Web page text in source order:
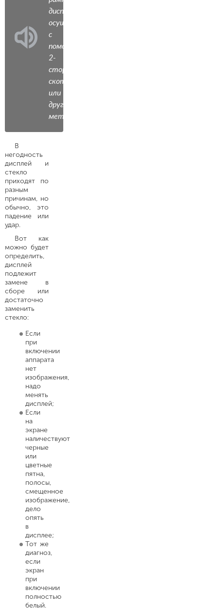
дисплея
осуществляется
с
помощью
2-
стороннего
скотча
или
другим
методом.
В
негодность
дисплей и
стекло
приходят по
разным
причинам, но
обычно, это
падение или
удар.
Вот как
можно будет
определить,
дисплей
подлежит
замене в
сборе или
достаточно
заменить
стекло:
Если
при
включении
аппарата
нет
изображения,
надо
менять
дисплей;
Если
на
экране
наличествуют
черные
или
цветные
пятна,
полосы,
смещенное
изображение,
дело
опять
в
дисплее;
Тот же
диагноз,
если
экран
при
включении
полностью
белый.